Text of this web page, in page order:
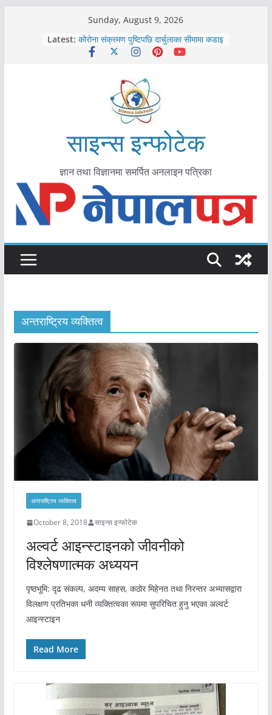
Sunday, August 9, 2026
Latest: कोरोना संक्रमण पुष्टिपछि दार्चुलाका सीमामा कडाइ
विराटनगर महानगरद्वारा पूर्ण खोप सुनिश्चित घोषणा
मकवानपुरमा खोरेत रोग विरुद्धको खोप लगाउन
आयुर्वेद चिकित्सा प्रणालीको भूमिका महत्वपूर्ण छ :
मुख्यमन्त्री शाह
काभ्रेपलाञ्चोकमा आयुर्वेद स्वास्थ्योपचारतर्फ
आकर्षण बढ्दै
साइन्स इन्फोटेक
ज्ञान तथा विज्ञानमा समर्पित अनलाइन पत्रिका
अन्तराष्ट्रिय व्यक्तित्व
अन्तराष्ट्रिय व्यक्तित्व
October 8, 2018 साइन्स इन्फोटेक
अल्वर्ट आइन्स्टाइनको जीवनीको
विश्लेषणात्मक अध्ययन
पृष्ठभूमि: दृढ संकल्प, अदम्य साहस, कठोर मिहेनत तथा निरन्तर अभ्यासद्वारा
विलक्षण प्रतिभका धनी व्यक्तित्वका रूपमा सुपरिचित हुनु भएका अल्वर्ट
आइन्स्टाइन
Read More